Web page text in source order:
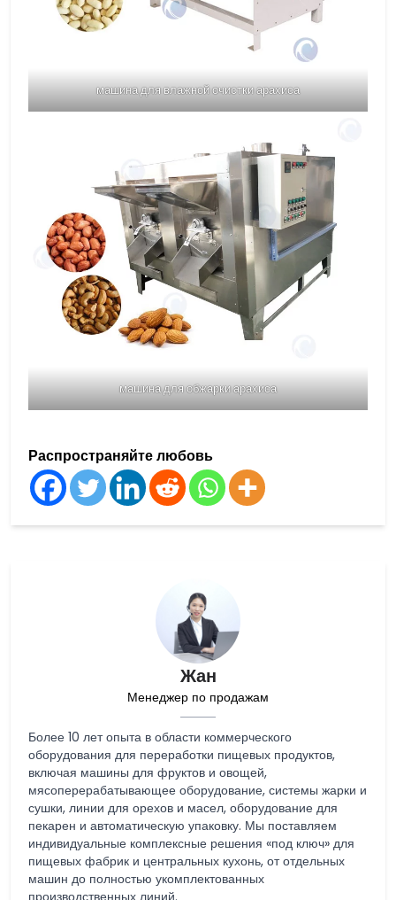
машина для влажной очистки арахиса
машина для обжарки арахиса
Распространяйте любовь
Жан
Менеджер по продажам
Более 10 лет опыта в области коммерческого
оборудования для переработки пищевых продуктов,
включая машины для фруктов и овощей,
мясоперерабатывающее оборудование, системы жарки и
сушки, линии для орехов и масел, оборудование для
пекарен и автоматическую упаковку. Мы поставляем
индивидуальные комплексные решения «под ключ» для
пищевых фабрик и центральных кухонь, от отдельных
машин до полностью укомплектованных
производственных линий.